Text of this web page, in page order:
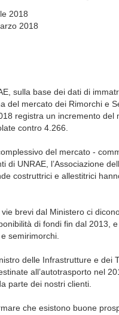
2018
2018
sulla base dei dati di
del mercato dei Rimorchi e
registra un incremento
contro 4.266.
del mercato -
di UNRAE, l’Associazione
costruttrici e allestitrici
brevi dal Ministero ci
di fondi fin dal 2013,
semirimorchi.
delle Infrastrutture e
all’autotrasporto nel
parte dei nostri clienti.
che esistono buone